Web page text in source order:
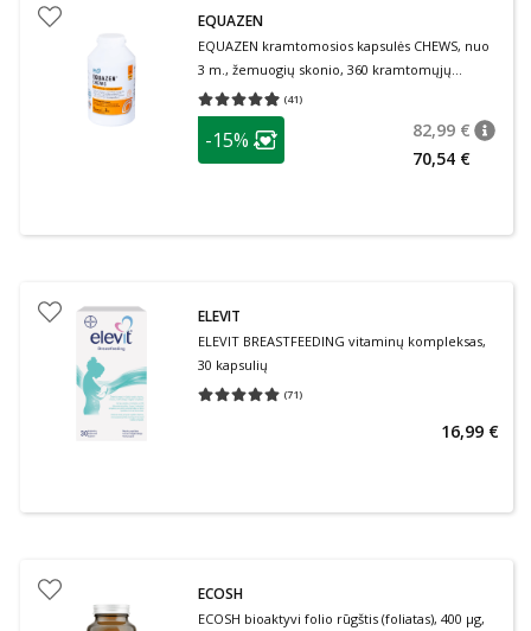
EQUAZEN
EQUAZEN kramtomosios kapsulės CHEWS, nuo
3 m., žemuogių skonio, 360 kramtomųjų
tablečių
(41)
Vidutinis įvertinimas 4.95
patarimas
Lojalumo klubo narių nuolaida
-15% 82,99 €
70,54 €
ELEVIT
ELEVIT BREASTFEEDING vitaminų kompleksas,
30 kapsulių
(71)
Vidutinis įvertinimas 5.00
16,99 €
ECOSH
ECOSH bioaktyvi folio rūgštis (foliatas), 400 µg,